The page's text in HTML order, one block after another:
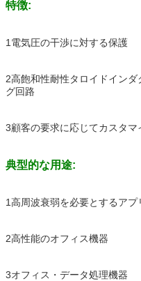
特徴:
1電気圧の干渉に対する保護
2高飽和性耐性タロイドイン
グ回路
3顧客の要求に応じてカスタマ
典型的な用途:
1高周波衰弱を必要とするアプ
2高性能のオフィス機器
3オフィス・データ処理機器